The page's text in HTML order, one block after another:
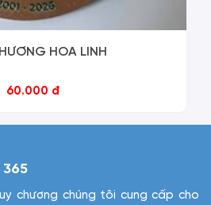
HOA LINH
60.000 đ
365
chương chúng tôi cung cấp cho